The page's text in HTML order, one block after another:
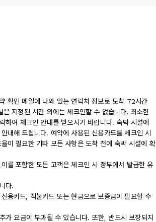
확인 메일에 나와 있는 연락처 정보로 도착 72시간
지정된 시간 외에는 체크인할 수 없습니다. 최소한
여 체크인 안내를 받으시기 바랍니다. 숙박 시설에
내해 드립니다. 예약에 사용된 신용카드를 체크인 시
이 필요한 기타 모든 사항은 도착 전에 숙박 시설에 확
를 포함한 모든 고객은 체크인 시 정부에서 발급한 유
다.
용카드, 직불카드 또는 현금으로 보증금이 필요할 수
가 요금이 부과될 수 있습니다. 또한, 반드시 보장되지